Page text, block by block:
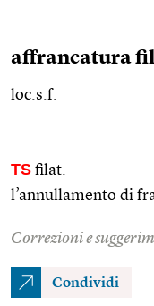
affrancatura
loc.s.f.
TS filat.
l’annullamento di
Correzioni e
Condividi